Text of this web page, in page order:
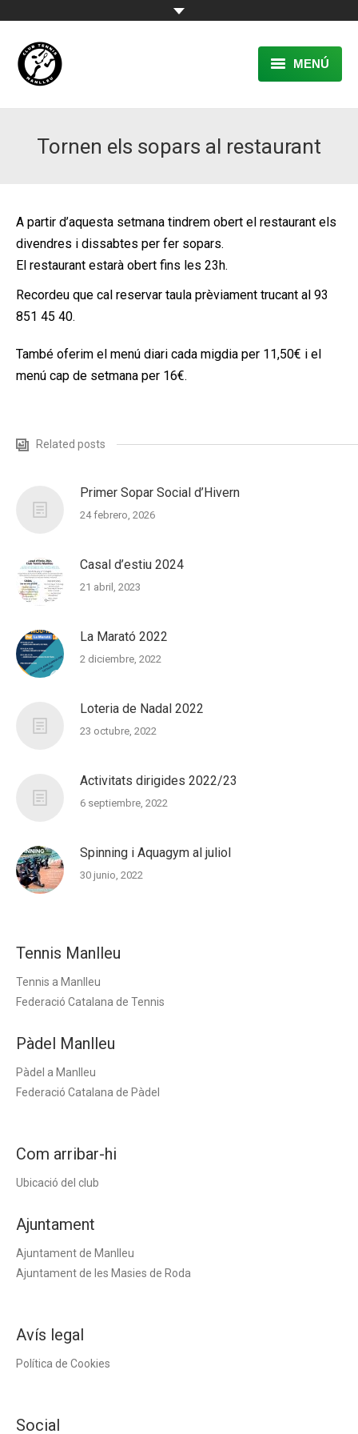
MENÚ
RESERVA
ACTIVITATS
CONTACTE
Tornen els sopars al restaurant
A partir d’aquesta setmana tindrem obert el restaurant els
divendres i dissabtes per fer sopars.
El restaurant estarà obert fins les 23h.
Recordeu que cal reservar taula prèviament trucant al 93
851 45 40.
També oferim el menú diari cada migdia per 11,50€ i el
menú cap de setmana per 16€.
Related posts
Primer Sopar Social d’Hivern
24 febrero, 2026
Casal d’estiu 2024
21 abril, 2023
La Marató 2022
2 diciembre, 2022
Loteria de Nadal 2022
23 octubre, 2022
Activitats dirigides 2022/23
6 septiembre, 2022
Spinning i Aquagym al juliol
30 junio, 2022
Tennis Manlleu
Tennis a Manlleu
Federació Catalana de Tennis
Pàdel Manlleu
Pàdel a Manlleu
Federació Catalana de Pàdel
Com arribar-hi
Ubicació del club
Ajuntament
Ajuntament de Manlleu
Ajuntament de les Masies de Roda
Avís legal
Política de Cookies
Social